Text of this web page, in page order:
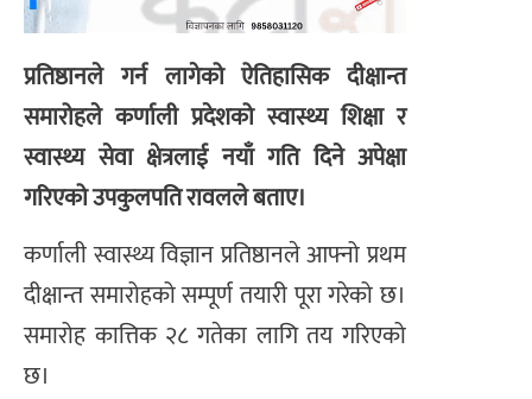
प्रतिष्ठानले गर्न लागेको ऐतिहासिक दीक्षान्त
समारोहले कर्णाली प्रदेशको स्वास्थ्य शिक्षा र
स्वास्थ्य सेवा क्षेत्रलाई नयाँ गति दिने अपेक्षा
गरिएको उपकुलपति रावलले बताए।
कर्णाली स्वास्थ्य विज्ञान प्रतिष्ठानले आफ्नो प्रथम
दीक्षान्त समारोहको सम्पूर्ण तयारी पूरा गरेको छ।
समारोह कात्तिक २८ गतेका लागि तय गरिएको
छ।